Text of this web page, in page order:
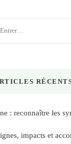
: reconnaître les
impacts et